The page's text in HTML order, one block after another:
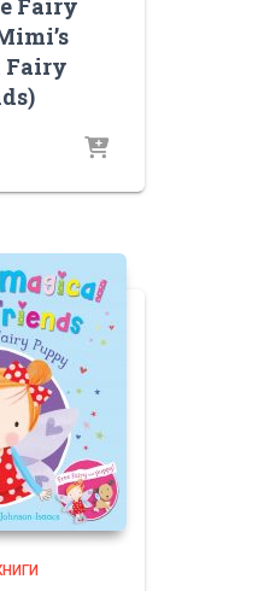
Fairy
Fairy